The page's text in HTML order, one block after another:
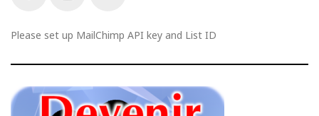
Please set up MailChimp API key and List ID